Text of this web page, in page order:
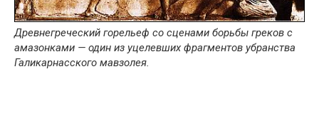
Древнегреческий горельеф со сценами борьбы греков с
амазонками — один из уцелевших фрагментов убранства
Галикарнасского мавзолея.